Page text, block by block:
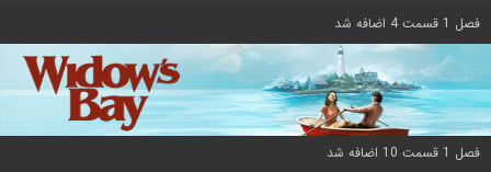
فصل 1 قسمت 4 اضافه شد
فصل 1 قسمت 10 اضافه شد